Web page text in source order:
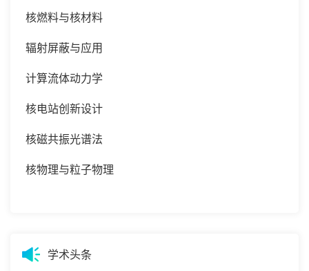
核燃料与核材料
辐射屏蔽与应用
计算流体动力学
核电站创新设计
核磁共振光谱法
核物理与粒子物理
学术头条